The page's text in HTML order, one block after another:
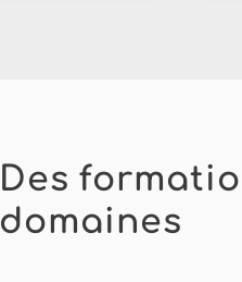
Des
domaines